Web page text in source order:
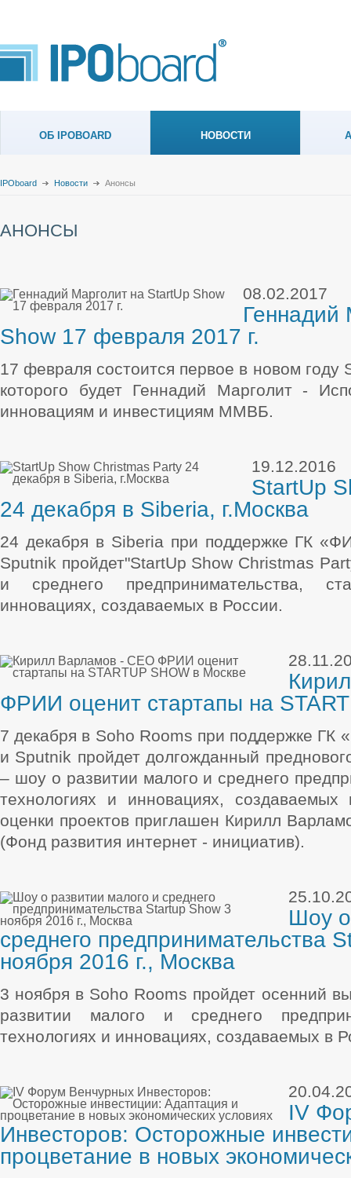
ОБ IPOBOARD НОВОСТИ
IPOboard Новости Анонсы
АНОНСЫ
08.02.2017
Геннадий
Show 17 февраля 2017 г.
17 февраля состоится первое в новом году
которого будет Геннадий Марголит -
инновациям и инвестициям ММВБ.
19.12.2016
StartUp
24 декабря в Siberia, г.Москва
24 декабря в Siberia при поддержке ГК
Sputnik пройдет"StartUp Show Christmas
и среднего предпринимательства,
инновациях, создаваемых в России.
ФРИИ оценит стартапы на
7 декабря в Soho Rooms при поддержке
и Sputnik пройдет долгожданный
– шоу о развитии малого и среднего
технологиях и инновациях,
оценки проектов приглашен Кирилл
(Фонд развития интернет - инициатив).
Шоу о
среднего предпринимательства
ноября 2016 г., Москва
3 ноября в Soho Rooms пройдет осенний
развитии малого и среднего
технологиях и инновациях, создаваемых в
IV
Инвесторов: Осторожные
процветание в новых